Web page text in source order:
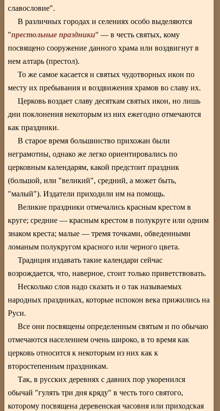
славословие".
В различных городах и селениях особо выделяются
"престольные праздники" — в честь святых, кому
посвящено сооружение данного храма или воздвигнут в
нем алтарь (престол).
То же самое касается и святых чудотворных икон по
месту их пребывания и воздвижения храмов во славу их.
Церковь воздает славу десяткам святых икон, но лишь
дни поклонения некоторым из них ежегодно отмечаются
как праздники.
В старое время большинство прихожан были
неграмотны, однако же легко ориентировались по
церковным календарям, какой предстоит праздник
(большой, или "великий", средний, а может быть,
"малый"). Издатели приходили им на помощь.
Великие праздники отмечались красным крестом в
круге; средние — красным крестом в полукруге или одним
знаком креста; малые — тремя точками, обведенными
ломаным полукругом красного или черного цвета.
Традиция издавать такие календари сейчас
возрождается, что, наверное, стоит только приветствовать.
Несколько слов надо сказать и о так называемых
народных праздниках, которые испокон века прижились на
Руси.
Все они посвящены определенным святым и по обычаю
отмечаются населением очень широко, в то время как
церковь относится к некоторым из них как к
второстепенным праздникам.
Так, в русских деревнях с давних пор укоренился
обычай "гулять три дня кряду" в честь того святого,
которому посвящена деревенская часовня или приходская